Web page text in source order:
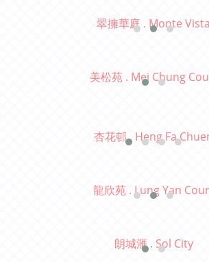
翠擁華庭 . Monte Vista
美松苑 . Mei Chung
杏花邨 . Heng Fa
龍欣苑 . Lung Yan
朗城滙 . Sol City